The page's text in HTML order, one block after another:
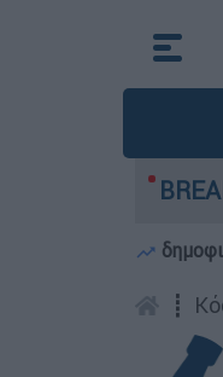
που έχασε τη
┋